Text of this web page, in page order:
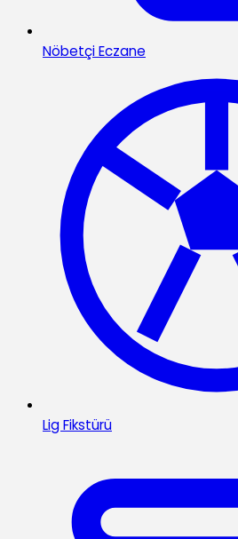
Nöbetçi Eczane
Lig Fikstürü